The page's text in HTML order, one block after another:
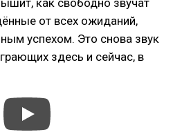
как свободно звучат
от всех ожиданий,
успехом. Это снова звук
здесь и сейчас, в